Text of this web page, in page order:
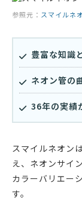
参照元： スマイルネ
豊富な知識
ネオン管の
36年の実績
スマイルネオン
え、ネオンサイ
カラーバリエー
す。